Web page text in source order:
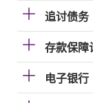
追讨债务
存款保障
电子银行